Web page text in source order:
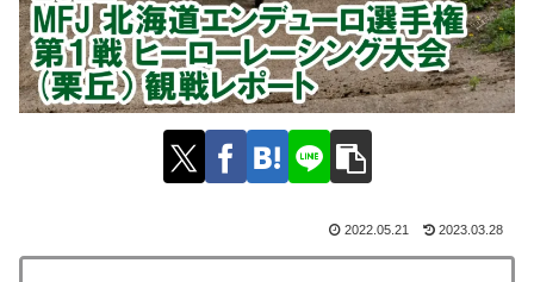
2022.05.21 2023.03.28